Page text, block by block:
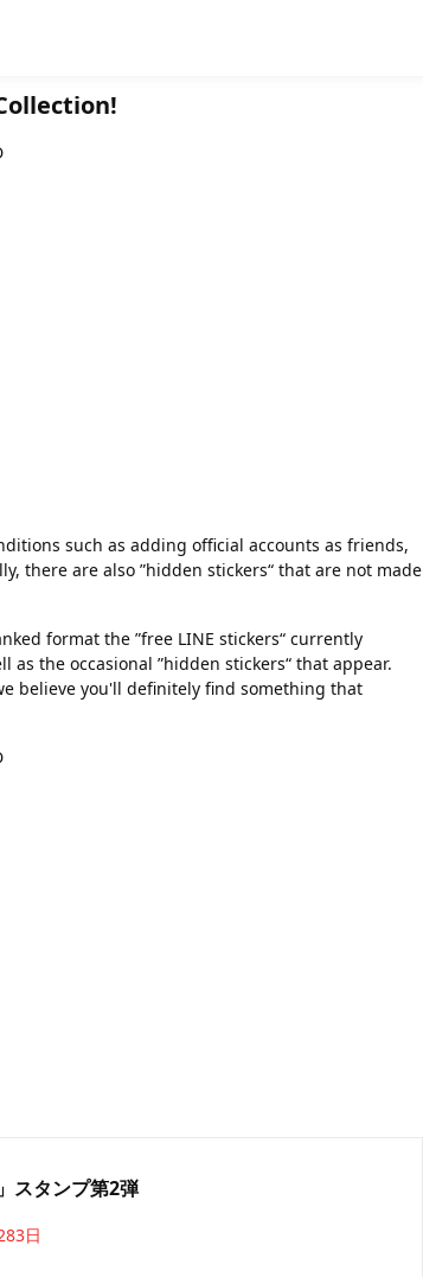
such as adding official accounts as friends,
there are also ”hidden stickers“ that are not made
format the ”free LINE stickers“ currently
the occasional ”hidden stickers“ that appear.
believe you'll definitely find something that
スタンプ第2弾
日